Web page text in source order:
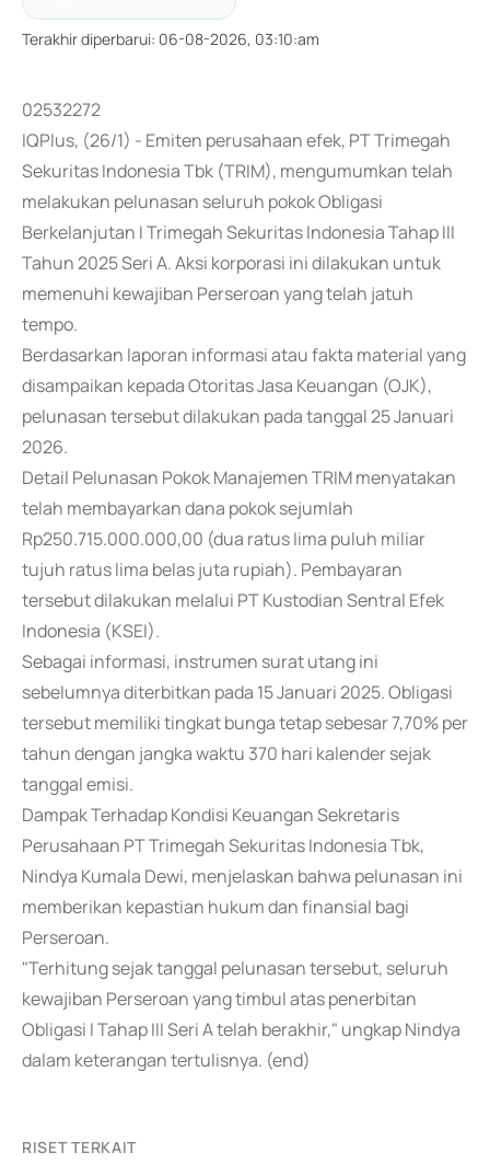
Terakhir diperbarui: 06-08-2026, 03:10:am
02532272
IQPlus, (26/1) - Emiten perusahaan efek, PT Trimegah
Sekuritas Indonesia Tbk (TRIM), mengumumkan telah
melakukan pelunasan seluruh pokok Obligasi
Berkelanjutan I Trimegah Sekuritas Indonesia Tahap III
Tahun 2025 Seri A. Aksi korporasi ini dilakukan untuk
memenuhi kewajiban Perseroan yang telah jatuh
tempo.
Berdasarkan laporan informasi atau fakta material yang
disampaikan kepada Otoritas Jasa Keuangan (OJK),
pelunasan tersebut dilakukan pada tanggal 25 Januari
2026.
Detail Pelunasan Pokok Manajemen TRIM menyatakan
telah membayarkan dana pokok sejumlah
Rp250.715.000.000,00 (dua ratus lima puluh miliar
tujuh ratus lima belas juta rupiah). Pembayaran
tersebut dilakukan melalui PT Kustodian Sentral Efek
Indonesia (KSEI).
Sebagai informasi, instrumen surat utang ini
sebelumnya diterbitkan pada 15 Januari 2025. Obligasi
tersebut memiliki tingkat bunga tetap sebesar 7,70% per
tahun dengan jangka waktu 370 hari kalender sejak
tanggal emisi.
Dampak Terhadap Kondisi Keuangan Sekretaris
Perusahaan PT Trimegah Sekuritas Indonesia Tbk,
Nindya Kumala Dewi, menjelaskan bahwa pelunasan ini
memberikan kepastian hukum dan finansial bagi
Perseroan.
"Terhitung sejak tanggal pelunasan tersebut, seluruh
kewajiban Perseroan yang timbul atas penerbitan
Obligasi I Tahap III Seri A telah berakhir," ungkap Nindya
dalam keterangan tertulisnya. (end)
RISET TERKAIT